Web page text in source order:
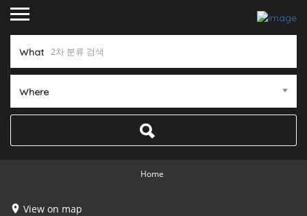
What
Where
Home
View on map